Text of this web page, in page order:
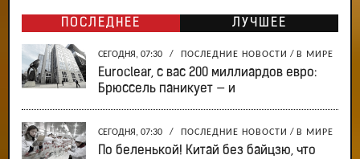
ПОСЛЕДНЕЕ ЛУЧШЕЕ
СЕГОДНЯ, 07:30 / ПОСЛЕДНИЕ НОВОСТИ / В МИРЕ
Euroclear, с вас 200 миллиардов евро:
Брюссель паникует — и
СЕГОДНЯ, 07:30 / ПОСЛЕДНИЕ НОВОСТИ / В МИРЕ
По беленькой! Китай без байцзю, что